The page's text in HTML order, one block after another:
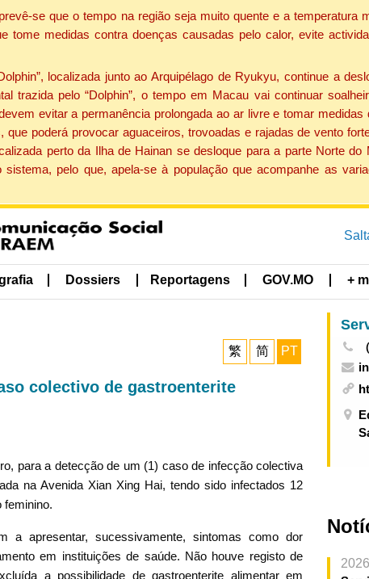
se que o tempo na região seja muito quente e a temperatura
tome medidas contra doenças causadas pelo calor, evite
localizada junto ao Arquipélago de Ryukyu, continue a
trazida pelo “Dolphin”, o tempo em Macau vai continuar
evitar a permanência prolongada ao ar livre e tomar
poderá provocar aguaceiros, trovoadas e rajadas de vento
perto da Ilha de Hainan se desloque para a parte Norte
pelo que, apela-se à população que acompanhe as
Dossiers Reportagens GOV.MO +
繁 简 PT
colectivo de gastroenterite
para a detecção de um (1) caso de infecção colectiva
na Avenida Xian Xing Hai, tendo sido infectados 12
feminino.
apresentar, sucessivamente, sintomas como dor
em instituições de saúde. Não houve registo de
a possibilidade de gastroenterite alimentar em